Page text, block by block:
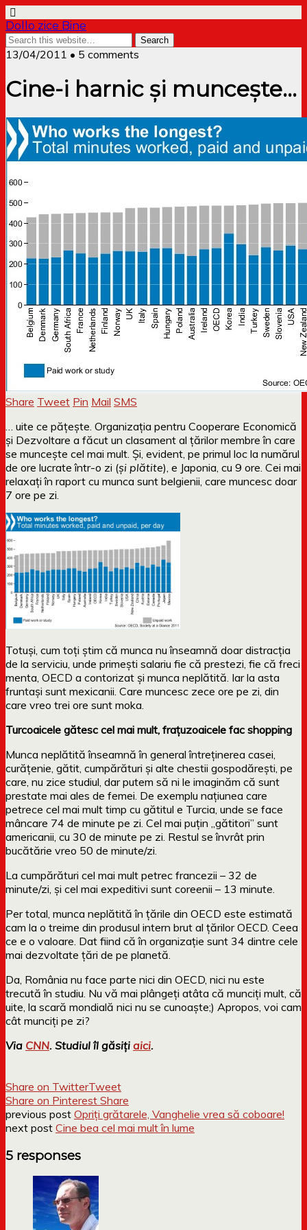
Dollo zice Bine
13/04/2011 • 5 comments
Cine-i harnic și muncește…
Share Tweet Pin Mail SMS
… uite ce pățește. Organizația pentru Cooperare Economică
și Dezvoltare a făcut un clasament al țărilor membre în care
se muncește cel mai mult. Și, evident, pe primul loc la numărul
de ore lucrate într-o zi (și plătite), e Japonia, cu 9 ore. Cei mai
relaxați în raport cu munca sunt belgienii, care muncesc doar
7 ore pe zi.
Totuși, cum toți știm că munca nu înseamnă doar distracția
de la serviciu, unde primești salariu fie că prestezi, fie că freci
menta, OECD a contorizat și munca neplătită. Iar la asta
fruntași sunt mexicanii. Care muncesc zece ore pe zi, din
care vreo trei ore sunt moka.
Turcoaicele gătesc cel mai mult, frațuzoaicele fac shopping
Munca neplătită înseamnă în general întreţinerea casei,
curăţenie, gătit, cumpărături şi alte chestii gospodăreşti, pe
care, nu zice studiul, dar putem să ni le imaginăm că sunt
prestate mai ales de femei. De exemplu națiunea care
petrece cel mai mult timp cu gătitul e Turcia, unde se face
mâncare 74 de minute pe zi. Cel mai puțin „gătitori” sunt
americanii, cu 30 de minute pe zi. Restul se învrât prin
bucătărie vreo 50 de minute/zi.
La cumpărături cel mai mult petrec francezii – 32 de
minute/zi, și cel mai expeditivi sunt coreenii – 13 minute.
Per total, munca neplătită în țările din OECD este estimată
cam la o treime din produsul intern brut al țărilor OECD. Ceea
ce e o valoare. Dat fiind că în organizație sunt 34 dintre cele
mai dezvoltate țări de pe planetă.
Da, România nu face parte nici din OECD, nici nu este
trecută în studiu. Nu vă mai plângeți atâta că munciți mult, că
uite, la scară mondială nici nu se cunoaște;) Apropos, voi cam
cât munciți pe zi?
Via CNN. Studiul îl găsiți aici.
Share on TwitterTweet
Share on Pinterest Share
previous post Opriți grătarele, Vanghelie vrea să coboare!
next post Cine bea cel mai mult în lume
5 responses